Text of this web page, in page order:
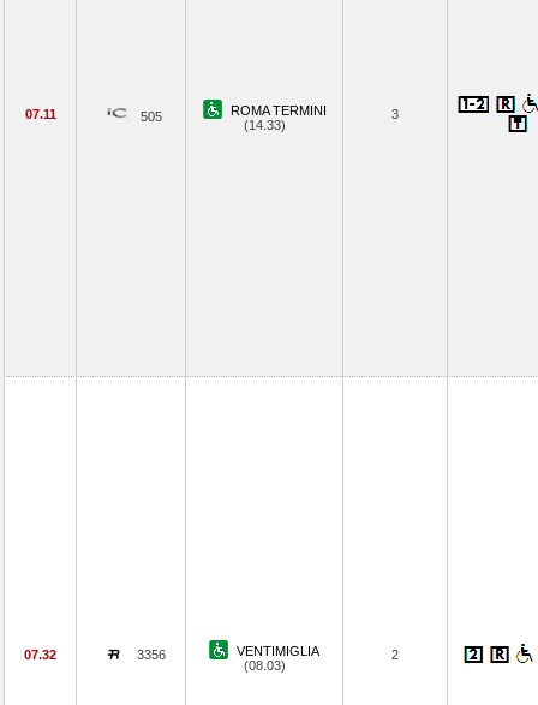
07.11 505
ROMA TERMINI
(14.33)
3
07.32 3356
VENTIMIGLIA
(08.03)
2